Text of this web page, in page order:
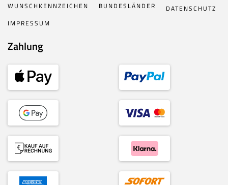
WUNSCHKENNZEICHEN BUNDESLÄNDER
DATENSCHUTZ
IMPRESSUM
Zahlung